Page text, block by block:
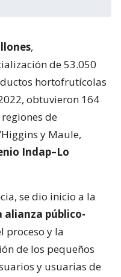
,
de 53.050
hortofrutícolas
obtuvieron 164
de
y Maule,
Indap–Lo
se dio inicio a la
alianza público-
proceso y la
de los pequeños
y usuarias de